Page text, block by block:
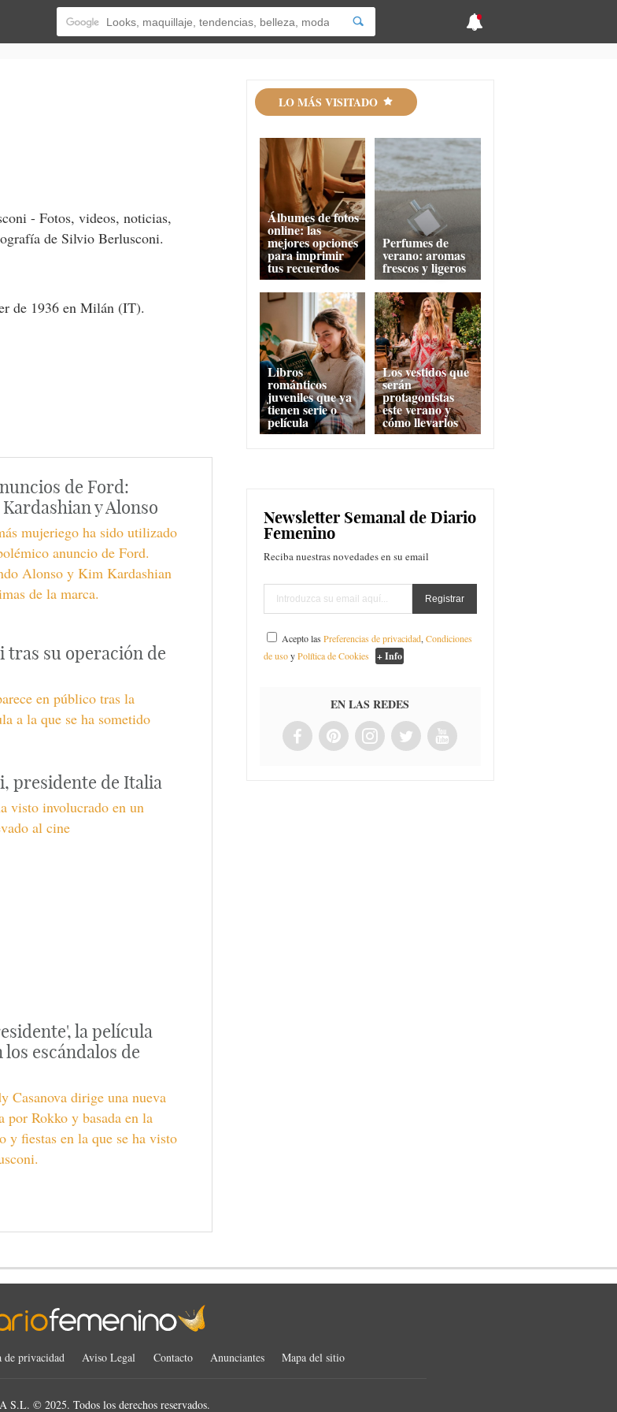
- Fotos, videos, noticias,
de Silvio Berlusconi.
de 1936 en Milán (IT).
de Ford:
y Alonso
mujeriego ha sido utilizado
anuncio de Ford.
Alonso y Kim Kardashian
de la marca.
tras su operación de
en público tras la
a la que se ha sometido
presidente de Italia
visto involucrado en un
al cine
la película
escándalos de
Casanova dirige una nueva
por Rokko y basada en la
y fiestas en la que se ha visto
LO MÁS VISITADO
Álbumes de fotos
online: las
mejores opciones
para imprimir
tus recuerdos
Perfumes de
verano: aromas
frescos y ligeros
Libros
románticos
juveniles que ya
tienen serie o
película
Los vestidos que
serán
protagonistas
este verano y
cómo llevarlos
Newsletter Semanal de Diario
Femenino
Reciba nuestras novedades en su email
Acepto lasPreferencias de privacidad,Condiciones
de usoyPolítica de Cookies + Info
EN LAS REDES
de privacidad Aviso Legal Contacto Anunciantes Mapa del sitio
S.L. © 2025. Todos los derechos reservados.